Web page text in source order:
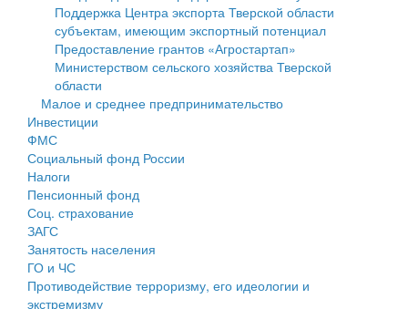
Образование
Здравоохранение
Социальная защита
Фотоальбом
Работа с обращениями граждан
Муниципальный контроль
Муниципальные услуги
Проекты административных регламентов
Антимонопольный комплаенс
Противодействие коррупции
Имущественная поддержка субъектов малого и
среднего предпринимательства
Информационная поддержка субъектов малого и
среднего предпринимательства
Муниципальные программы
Контрольно-счетная палата
Персональные данные
Оценка регулирующего воздействия
Деятельность МУ
Поддержка Центра экспорта Тверской области
субъектам, имеющим экспортный потенциал
Предоставление грантов «Агростартап»
Министерством сельского хозяйства Тверской
области
Малое и среднее предпринимательство
Инвестиции
ФМС
Социальный фонд России
Налоги
Пенсионный фонд
Соц. страхование
ЗАГС
Занятость населения
ГО и ЧС
Противодействие терроризму, его идеологии и
экстремизму